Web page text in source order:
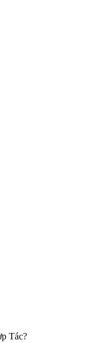
Tác?